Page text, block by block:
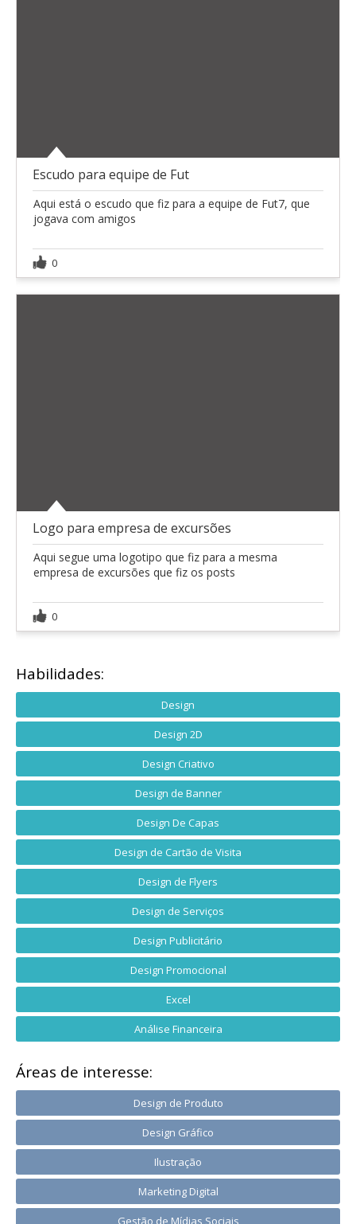
Escudo para equipe de Fut
Aqui está o escudo que fiz para a equipe de Fut7, que
jogava com amigos
0
Logo para empresa de excursões
Aqui segue uma logotipo que fiz para a mesma
empresa de excursões que fiz os posts
0
Habilidades:
Design
Design 2D
Design Criativo
Design de Banner
Design De Capas
Design de Cartão de Visita
Design de Flyers
Design de Serviços
Design Publicitário
Design Promocional
Excel
Análise Financeira
Áreas de interesse:
Design de Produto
Design Gráfico
Ilustração
Marketing Digital
Gestão de Mídias Sociais